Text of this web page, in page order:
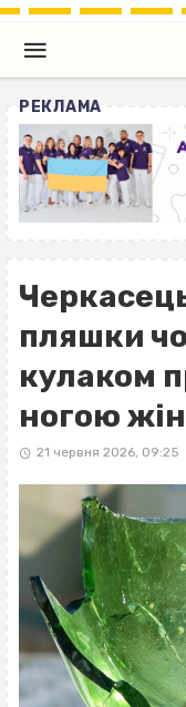
РЕКЛАМА
пляшки
кулаком
ногою
21 червня 2026, 09:25